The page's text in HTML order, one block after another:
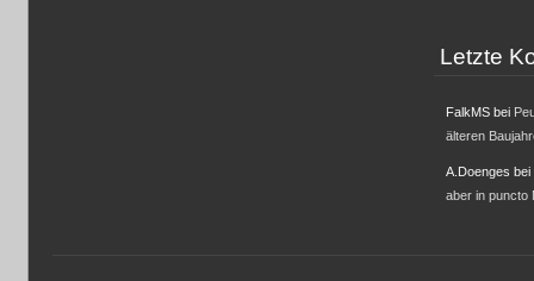
Letzte
FalkMSbei
älteren
A.Doenges bei
aber in puncto